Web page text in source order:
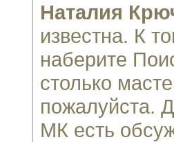
Наталия
известна. К
наберите
столько
пожалуйста.
МК есть